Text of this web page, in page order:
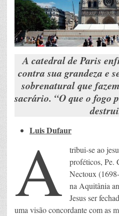
A catedral de Paris
contra sua grandeza e
sobrenatural que
sacrário. “O que o fogo
Luis Dufaur
A
tribui-se ao
proféticos, Pe.
Nectoux
na Aquitânia
Jesus ser
uma visão concordante com as